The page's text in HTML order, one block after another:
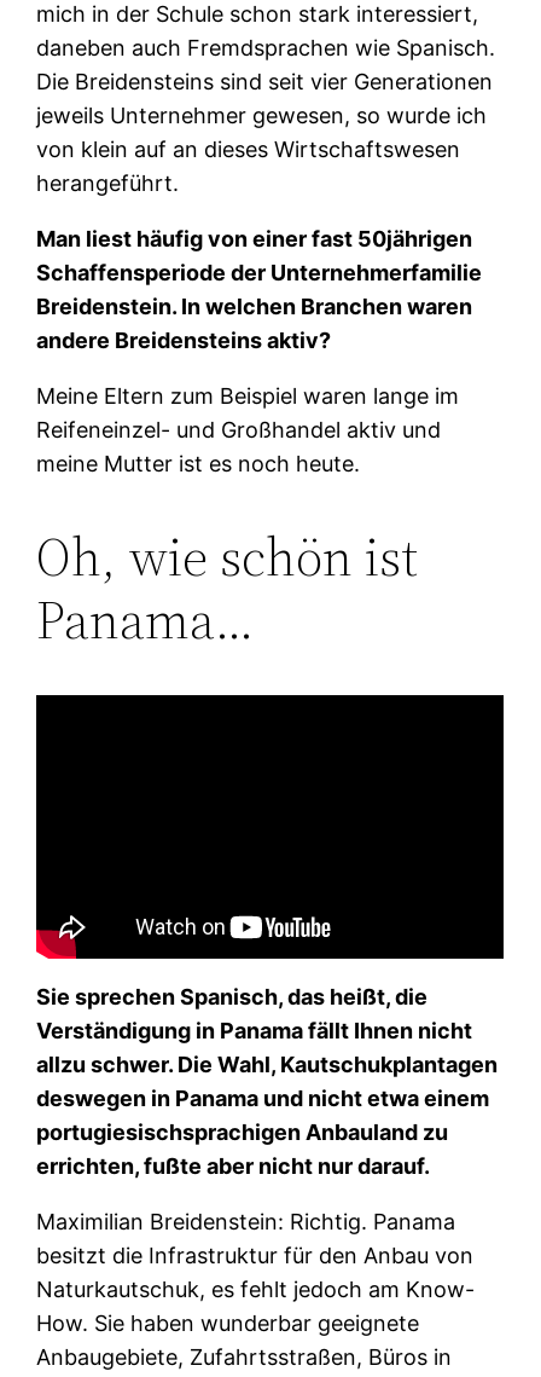
mich in der Schule schon stark interessiert,
daneben auch Fremdsprachen wie Spanisch.
Die Breidensteins sind seit vier Generationen
jeweils Unternehmer gewesen, so wurde ich
von klein auf an dieses Wirtschaftswesen
herangeführt.
Man liest häufig von einer fast 50jährigen
Schaffensperiode der Unternehmerfamilie
Breidenstein. In welchen Branchen waren
andere Breidensteins aktiv?
Meine Eltern zum Beispiel waren lange im
Reifeneinzel- und Großhandel aktiv und
meine Mutter ist es noch heute.
Oh, wie schön ist
Panama…
Sie sprechen Spanisch, das heißt, die
Verständigung in Panama fällt Ihnen nicht
allzu schwer. Die Wahl, Kautschukplantagen
deswegen in Panama und nicht etwa einem
portugiesischsprachigen Anbauland zu
errichten, fußte aber nicht nur darauf.
Maximilian Breidenstein: Richtig. Panama
besitzt die Infrastruktur für den Anbau von
Naturkautschuk, es fehlt jedoch am Know-
How. Sie haben wunderbar geeignete
Anbaugebiete, Zufahrtsstraßen, Büros in